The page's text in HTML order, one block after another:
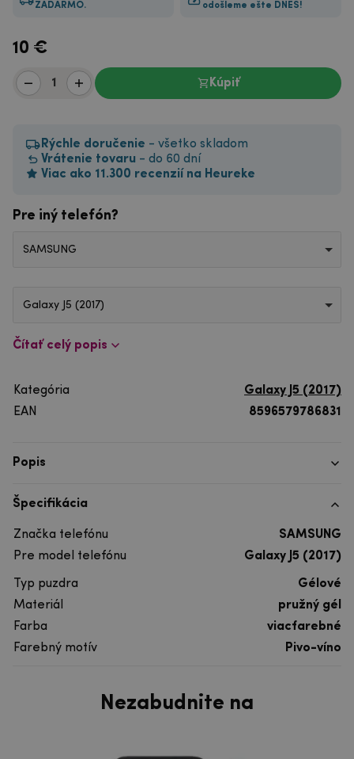
ZADARMO.
odošleme ešte DNES!
10 €
Kúpiť
Rýchle doručenie - všetko skladom
Vrátenie tovaru - do 60 dní
Viac ako 11.300 recenzií na Heureke
Pre iný telefón?
SAMSUNG
Galaxy J5 (2017)
Čítať celý popis
Kategória
Galaxy J5 (2017)
EAN
8596579786831
Popis
Špecifikácia
Značka telefónu
SAMSUNG
Pre model telefónu
Galaxy J5 (2017)
Typ puzdra
Gélové
Materiál
pružný gél
Farba
viacfarebné
Farebný motív
Pivo-víno
Nezabudnite na